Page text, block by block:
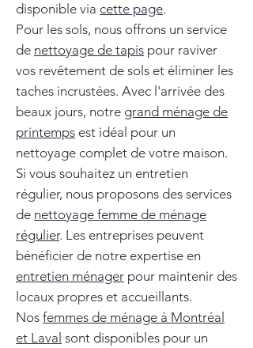
disponible via cette page.
Pour les sols, nous offrons un service
de nettoyage de tapis pour raviver
vos revêtement de sols et éliminer les
taches incrustées. Avec l'arrivée des
beaux jours, notre grand ménage de
printemps est idéal pour un
nettoyage complet de votre maison.
Si vous souhaitez un entretien
régulier, nous proposons des services
de nettoyage femme de ménage
régulier. Les entreprises peuvent
bénéficier de notre expertise en
entretien ménager pour maintenir des
locaux propres et accueillants.
Nos femmes de ménage à Montréal
et Laval sont disponibles pour un